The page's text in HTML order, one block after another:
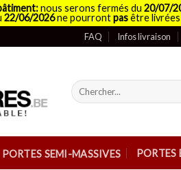
nous serons fermés du 20/07/
22/06/2026ne pourrontpasêtre
FAQ Infos livraison
Recherche
pour :
PORTES SEMI-MASSIVES PORTES